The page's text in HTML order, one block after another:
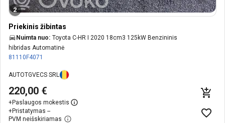
2
Priekinis žibintas
Nuimta nuo: Toyota C-HR I 2020 18cm3 125kW Benzininis
hibridas Automatinė
81110F4071
AUTOTGVECS SRL
220,00 €
+Paslaugos mokestis
+Pristatymas --
PVM neišskiriamas